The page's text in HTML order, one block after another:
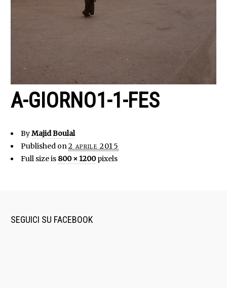
A-GIORNO1-1-FES
ByMajid Boulal
Published on2 aprile 2015
Full size is 800 × 1200pixels
SEGUICI SU FACEBOOK